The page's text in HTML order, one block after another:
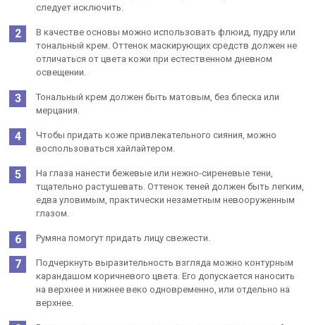
следует исключить.
В качестве основы можно использовать флюид, пудру или
тональный крем. Оттенок маскирующих средств должен не
отличаться от цвета кожи при естественном дневном
освещении.
Тональный крем должен быть матовым, без блеска или
мерцания.
Чтобы придать коже привлекательного сияния, можно
воспользоваться хайлайтером.
На глаза нанести бежевые или нежно-сиреневые тени,
тщательно растушевать. Оттенок теней должен быть легким,
едва уловимым, практически незаметным невооруженным
глазом.
Румяна помогут придать лицу свежести.
Подчеркнуть выразительность взгляда можно контурным
карандашом коричневого цвета. Его допускается наносить
на верхнее и нижнее веко одновременно, или отдельно на
верхнее.